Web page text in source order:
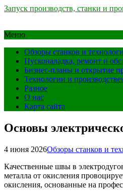
Запуск производств, станки и
Меню
Обзоры станков и
Пусконаладка, ремонт и
Бизнес-планы и открытие
Технологии и
Разное
О нас
Карта сайта
Основы
4 июня 2026Обзоры станков и
Качественные швы в
металла от окисления
окисления, основанные на